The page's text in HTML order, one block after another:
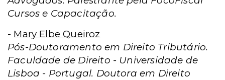
Cursos e Capacitação.
- Mary Elbe Queiroz
Pós-Doutoramento em Direito Tributário.
Faculdade de Direito - Universidade de
Lisboa - Portugal. Doutora em Direito